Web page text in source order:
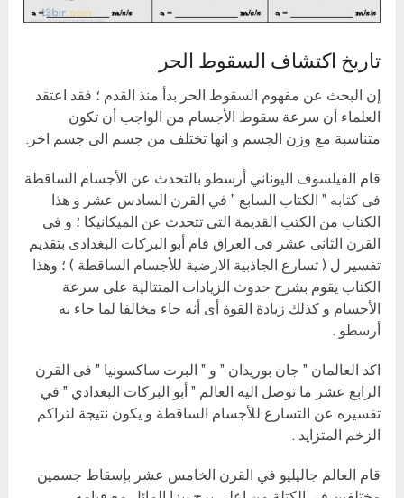
تاريخ اكتشاف السقوط الحر
إن البحث عن مفهوم السقوط الحر بدأ منذ القدم ؛ فقد اعتقد
العلماء أن سرعة سقوط الأجسام من الواجب أن تكون
متناسبة مع وزن الجسم و انها تختلف من جسم الى جسم اخر.
قام الفيلسوف اليوناني أرسطو بالتحدث عن الأجسام الساقطة
فى كتابه ” الكتاب السابع ” في القرن السادس عشر و هذا
الكتاب من الكتب القديمة التى تتحدث عن الميكانيكا ؛ و فى
القرن الثانى عشر فى العراق قام أبو البركات البغدادى بتقديم
تفسير ل ( تسارع الجاذبية الارضية للأجسام الساقطة ) ؛ وهذا
الكتاب يقوم بشرح حدوث الزيادات المتتالية على سرعة
الأجسام و كذلك زيادة القوة أى أنه جاء مخالفا لما جاء به
أرسطو .
اكد العالمان ” جان بوريدان ” و ” البرت ساكسونيا ” فى القرن
الرابع عشر ما توصل اليه العالم ” أبو البركات البغدادي ” في
تفسيره عن التسارع للأجسام الساقطة و يكون نتيجة لتراكم
الزخم المتزايد .
قام العالم جاليليو في القرن الخامس عشر بإسقاط جسمين